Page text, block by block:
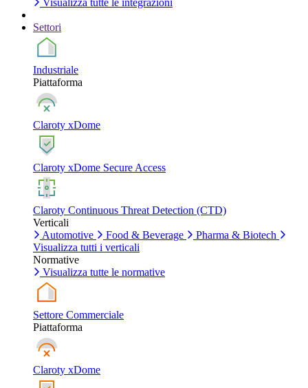
Visualizza tutte le integrazioni
Settori
Industriale
Piattaforma
Claroty xDome
Claroty xDome Secure Access
Claroty Continuous Threat Detection (CTD)
Verticali
Automotive
Food & Beverage
Pharma & Biotech
Visualizza tutti i verticali
Normative
Visualizza tutte le normative
Settore Commerciale
Piattaforma
Claroty xDome